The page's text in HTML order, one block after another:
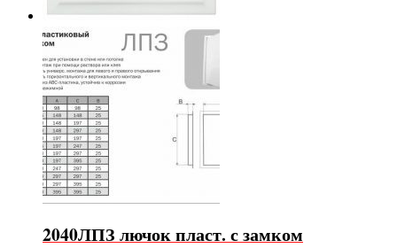
2040ЛПЗ лючок пласт. с замком